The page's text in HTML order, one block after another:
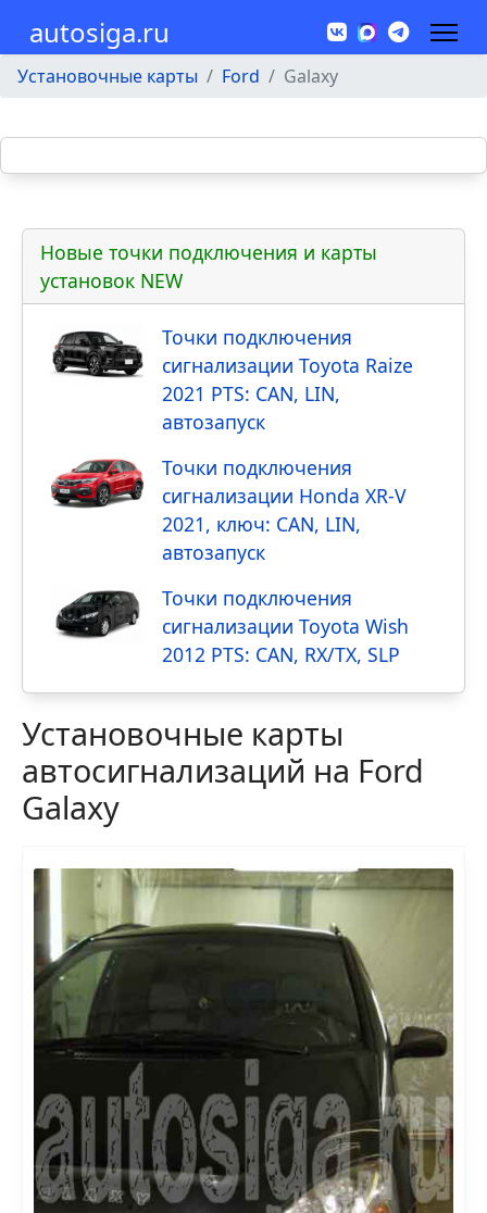
autosiga.ru
Установочные карты Ford Galaxy
Новые точки подключения и карты
установок NEW
Точки подключения
сигнализации Toyota Raize
2021 PTS: CAN, LIN,
автозапуск
Точки подключения
сигнализации Honda XR-V
2021, ключ: CAN, LIN,
автозапуск
Точки подключения
сигнализации Toyota Wish
2012 PTS: CAN, RX/TX, SLP
Установочные карты
автосигнализаций на Ford
Galaxy